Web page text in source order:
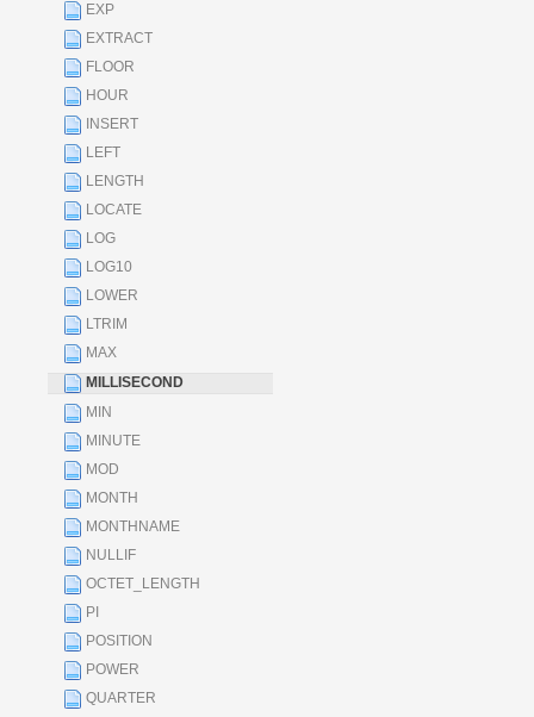
EXP
EXTRACT
FLOOR
HOUR
INSERT
LEFT
LENGTH
LOCATE
LOG
LOG10
LOWER
LTRIM
MAX
MILLISECOND
MIN
MINUTE
MOD
MONTH
MONTHNAME
NULLIF
OCTET_LENGTH
PI
POSITION
POWER
QUARTER